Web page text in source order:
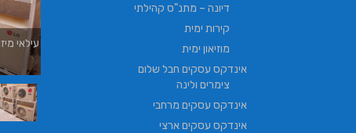
עילאי מיזוג אוויר | טכנאי מזגנים | מתקין מזגנים
דיונה – מתנ"ס קהילתי
קירות ימית
מוזיאון ימית
אינדקס עסקים חבל שלום
צימרים ולינה
אינדקס עסקים מרחבי
אינדקס עסקים ארצי